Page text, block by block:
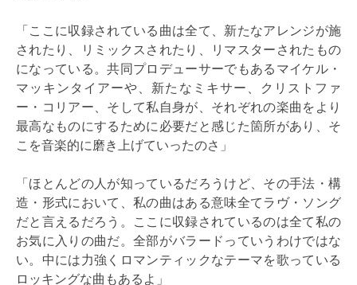
「ここに収録されている曲は全て、新たなアレンジが施
されたり、リミックスされたり、リマスターされたもの
になっている。共同プロデューサーでもあるマイケル・
マッキンタイアーや、新たなミキサー、クリストファ
ー・コリアー、そして私自身が、それぞれの楽曲をより
最高なものにするために必要だと感じた箇所があり、そ
こを音楽的に磨き上げていったのさ」
「ほとんどの人が知っているだろうけど、その手法・構
造・形式において、私の曲はある意味全てラヴ・ソング
だと言えるだろう。ここに収録されているのは全て私の
お気に入りの曲だ。全部がバラードっていうわけではな
い。中には力強くロマンティックなテーマを歌っている
ロッキングな曲もあるよ」